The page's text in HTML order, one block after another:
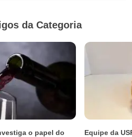
da Categoria
o papel do
Equipe da